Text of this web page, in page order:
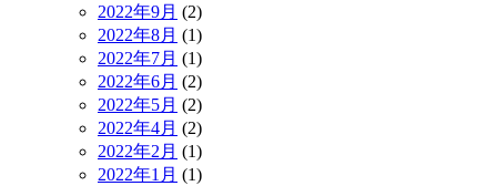
2022年9月 (2)
2022年8月 (1)
2022年7月 (1)
2022年6月 (2)
2022年5月 (2)
2022年4月 (2)
2022年2月 (1)
2022年1月 (1)